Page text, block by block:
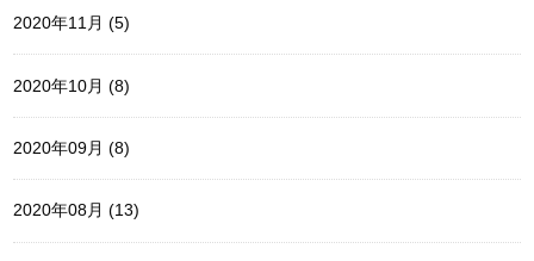
2020年11月 (5)
2020年10月 (8)
2020年09月 (8)
2020年08月 (13)